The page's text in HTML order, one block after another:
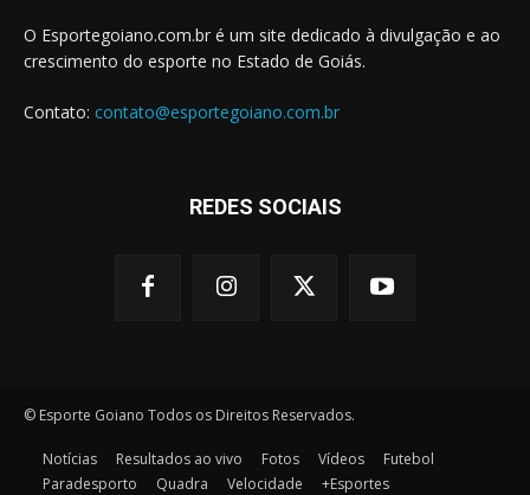
O Esportegoiano.com.br é um site dedicado à divulgação e ao
crescimento do esporte no Estado de Goiás.
Contato: contato@esportegoiano.com.br
REDES SOCIAIS
© Esporte Goiano Todos os Direitos Reservados.
Notícias Resultados ao vivo Fotos Vídeos
Futebol
Paradesporto
Quadra Velocidade +Esportes